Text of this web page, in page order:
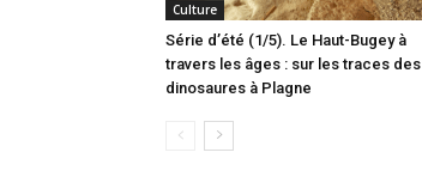
Culture
Série d’été (1/5). Le Haut-Bugey à
travers les âges : sur les traces des
dinosaures à Plagne